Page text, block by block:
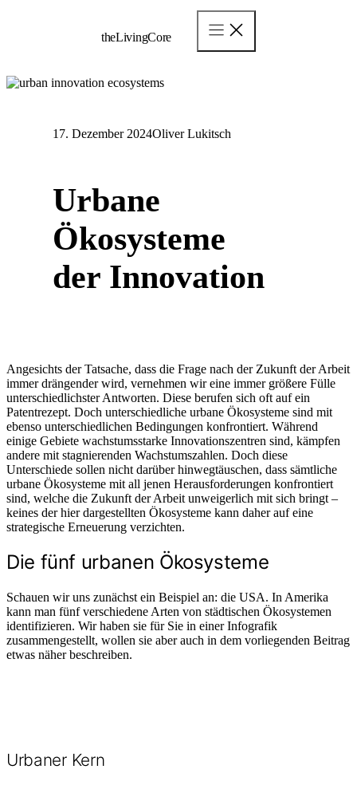
theLivingCore
17. Dezember 2024Oliver Lukitsch
Urbane
Ökosysteme
der Innovation
Angesichts der Tatsache, dass die Frage nach der Zukunft der Arbeit
immer drängender wird, vernehmen wir eine immer größere Fülle
unterschiedlichster Antworten. Diese berufen sich oft auf ein
Patentrezept. Doch unterschiedliche urbane Ökosysteme sind mit
ebenso unterschiedlichen Bedingungen konfrontiert. Während
einige Gebiete wachstumsstarke Innovationszentren sind, kämpfen
andere mit stagnierenden Wachstumszahlen. Doch diese
Unterschiede sollen nicht darüber hinwegtäuschen, dass sämtliche
urbane Ökosysteme mit all jenen Herausforderungen konfrontiert
sind, welche die Zukunft der Arbeit unweigerlich mit sich bringt –
keines der hier dargestellten Ökosysteme kann daher auf eine
strategische Erneuerung verzichten.
Die fünf urbanen Ökosysteme
Schauen wir uns zunächst ein Beispiel an: die USA. In Amerika
kann man fünf verschiedene Arten von städtischen Ökosystemen
identifizieren. Wir haben sie für Sie in einer Infografik
zusammengestellt, wollen sie aber auch in dem vorliegenden Beitrag
etwas näher beschreiben.
Urbaner Kern